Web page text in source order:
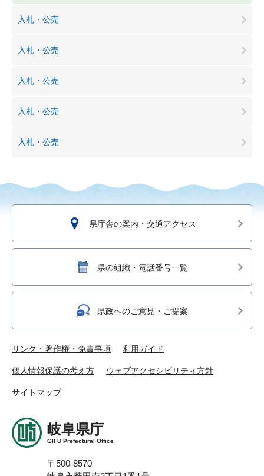
入札・公売
入札・公売
入札・公売
入札・公売
入札・公売
県庁舎の案内・交通アクセス
県の組織・電話番号一覧
県政へのご意見・ご提案
リンク・著作権・免責事項 利用ガイド
個人情報保護の考え方 ウェブアクセシビリティ方針
サイトマップ
岐阜県庁
GIFU Prefectural Office
〒500-8570